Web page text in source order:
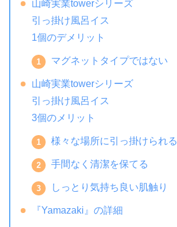
山崎実業towerシリーズ
引っ掛け風呂イス
1個のデメリット
マグネットタイプではない
山崎実業towerシリーズ
引っ掛け風呂イス
3個のメリット
様々な場所に引っ掛けられる
手間なく清潔を保てる
しっとり気持ち良い肌触り
『Yamazaki』の詳細